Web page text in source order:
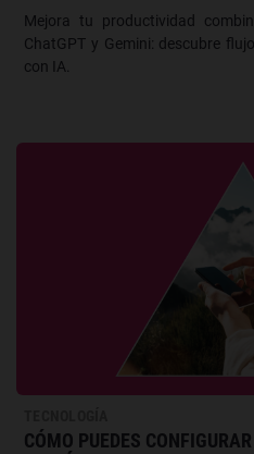
Mejora tu productividad
ChatGPT y Gemini: descubre
con IA.
CÓMO PUEDES